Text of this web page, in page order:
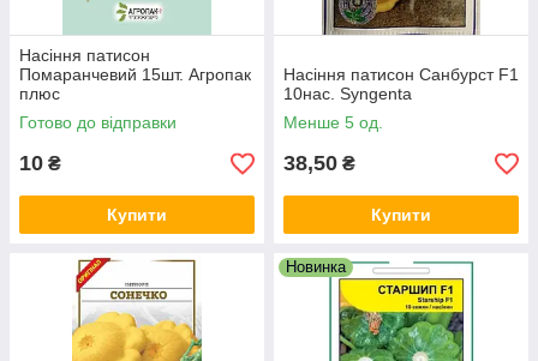
Насіння патисон
Помаранчевий 15шт. Агропак
плюс
Готово до відправки
10 ₴
Купити
Насіння патисон Санбурст F1
10нас. Syngenta
Менше 5 од.
38,50 ₴
Купити
Новинка